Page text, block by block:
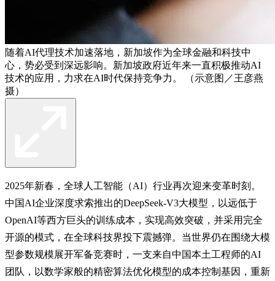
随着AI代理技术加速落地，新加坡作为全球金融和科技中
心，势必受到深远影响。新加坡政府近年来一直积极推动AI
技术的应用，力求在AI时代保持竞争力。 （示意图／王彦燕
摄）
2025年新春，全球人工智能（AI）行业再次迎来变革时刻。
中国AI企业深度求索推出的DeepSeek-V3大模型，以远低于
OpenAI等西方巨头的训练成本，实现高效突破，并采用完全
开源的模式，在全球科技界投下震撼弹。当世界仍在围绕大模
型参数规模展开军备竞赛时，一支来自中国本土工程师的AI
团队，以数学家般的精密算法优化模型的成本控制基因，重新